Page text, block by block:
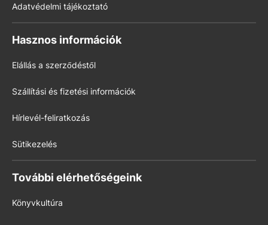
Adatvédelmi tájékoztató
Hasznos információk
Elállás a szerződéstől
Szállítási és fizetési információk
Hírlevél-feliratkozás
Sütikezelés
További elérhetőségeink
Könyvkultúra